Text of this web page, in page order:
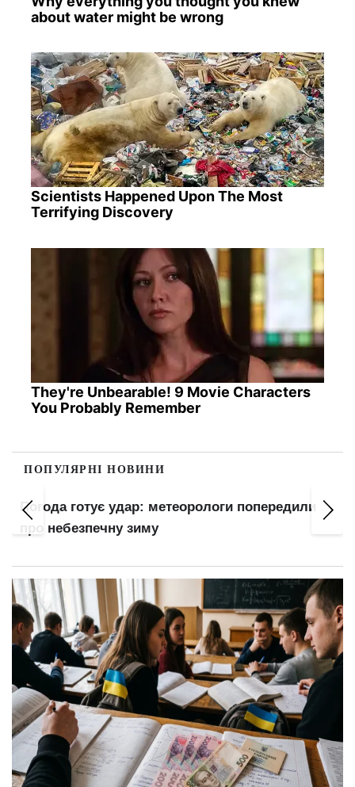
about water might be wrong
Scientists Happened Upon The Most
Terrifying Discovery
They're Unbearable! 9 Movie Characters
You Probably Remember
ПОПУЛЯРНІ НОВИНИ
Погода готує удар: метеорологи попередили
про небезпечну зиму